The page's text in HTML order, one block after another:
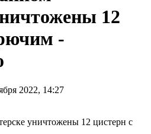
12
-
2022, 14:27